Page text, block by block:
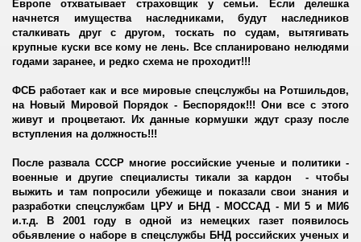
Европе отхватывает страховщик у семьи. Если делешка
начнется имущества наследниками, будут наследников
сталкивать друг с другом, тоскать по судам, вытягивать
крупные куски все кому не лень. Все спланировано нелюдями
годами заранее, и редко схема не проходит!!!
ФСБ работает как и все мировые спецслужбы на Ротшильдов,
на Новый Мировой Порядок - Беспорядок!!! Они все с этого
живут и процветают. Их данные кормушки ждут сразу после
вступления на должность!!!
После развала СССР многие российские ученые и политики -
военные и другие специалисты тикали за кардон - чтобы
выжить и там попросили убежище и показали свои знания и
разработки спецслужбам ЦРУ и БНД - МОССАД - МИ 5 и МИ6
и.т.д. В 2001 году в одной из немецких газет появилось
обьявление о наборе в спецслужбы БНД российских ученых и